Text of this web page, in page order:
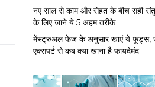
नए साल से काम और सेहत के बीच सही
के लिए जाने ये 5 अहम तरीके
मेंस्ट्रुअल फेज के अनुसार खाएं ये फूड्स,
एक्सपर्ट से कब क्या खाना है फायदेमंद